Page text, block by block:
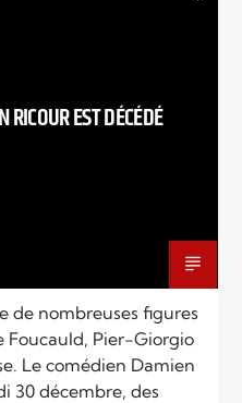
EST DÉCÉDÉ
de nombreuses figures
Foucauld, Pier-Giorgio
Le comédien Damien
30 décembre, des